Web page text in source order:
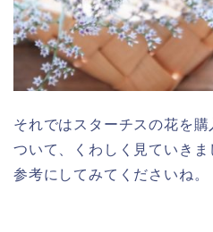
それではスターチスの花を
ついて、くわしく見ていき
参考にしてみてくださいね。